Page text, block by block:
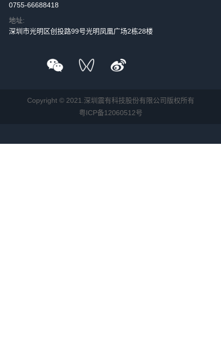
0755-66688418
地址:
深圳市光明区创投路99号光明凤凰广场2栋28楼
Copyright © 2021.深圳震有科技股份有限公司版权所有
粤ICP备12060512号